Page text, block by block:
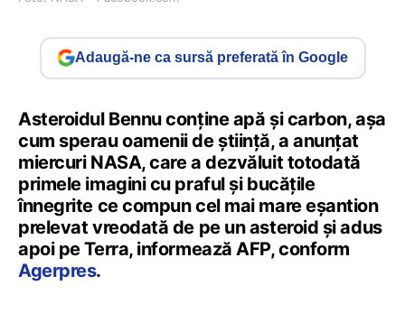
Adaugă-ne ca sursă preferată în Google
Asteroidul Bennu conţine apă şi carbon, aşa
cum sperau oamenii de ştiinţă, a anunţat
miercuri NASA, care a dezvăluit totodată
primele imagini cu praful şi bucăţile
înnegrite ce compun cel mai mare eşantion
prelevat vreodată de pe un asteroid şi adus
apoi pe Terra, informează AFP, conform
Agerpres.